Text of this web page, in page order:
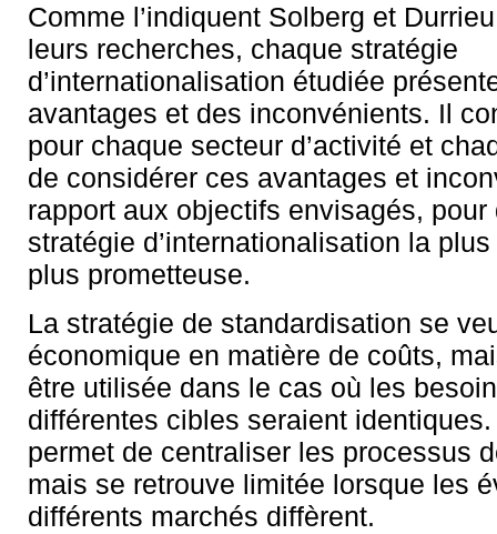
Comme l’indiquent Solberg et
leurs recherches, chaque stratégie
d’internationalisation étudiée
avantages et des inconvénients. Il
pour chaque secteur d’activité et
de considérer ces avantages et
rapport aux objectifs envisagés, pour
stratégie d’internationalisation la
plus prometteuse.
La stratégie de standardisation se
économique en matière de coûts,
être utilisée dans le cas où les
différentes cibles seraient
permet de centraliser les processus
mais se retrouve limitée lorsque les
différents marchés diffèrent.